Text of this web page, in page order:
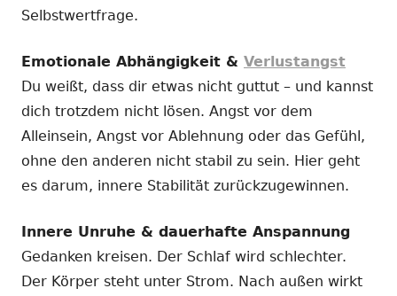
Selbstwertfrage.
Emotionale Abhängigkeit & Verlustangst
Du weißt, dass dir etwas nicht guttut – und kannst
dich trotzdem nicht lösen. Angst vor dem
Alleinsein, Angst vor Ablehnung oder das Gefühl,
ohne den anderen nicht stabil zu sein. Hier geht
es darum, innere Stabilität zurückzugewinnen.
Innere Unruhe & dauerhafte Anspannung
Gedanken kreisen. Der Schlaf wird schlechter.
Der Körper steht unter Strom. Nach außen wirkt